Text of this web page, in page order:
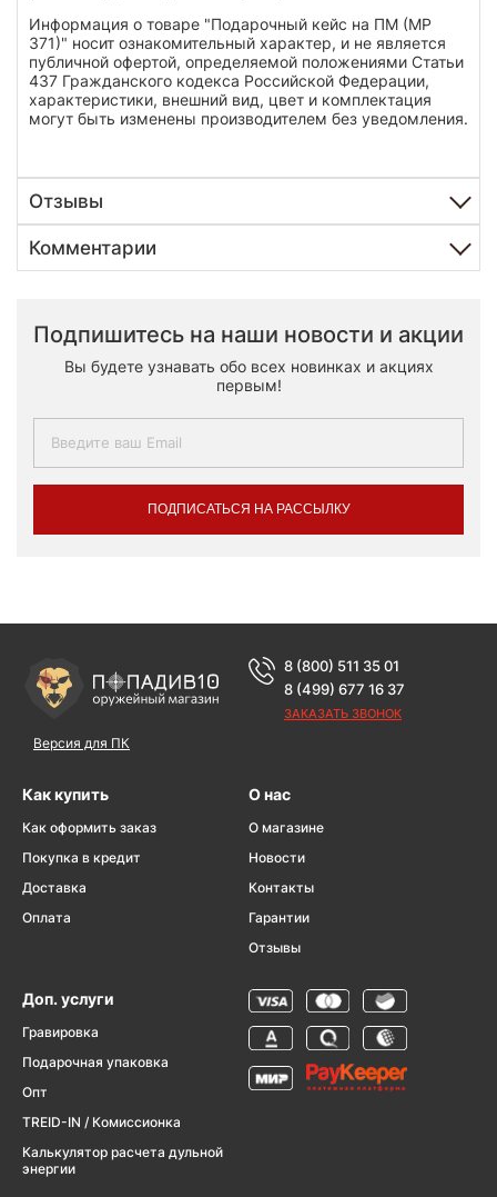
Информация о товаре "Подарочный кейс на ПМ (МР
371)" носит ознакомительный характер, и не является
публичной офертой, определяемой положениями Статьи
437 Гражданского кодекса Российской Федерации,
характеристики, внешний вид, цвет и комплектация
могут быть изменены производителем без уведомления.
Отзывы
Комментарии
Подпишитесь на наши новости и акции
Вы будете узнавать обо всех новинках и акциях
первым!
ПОДПИСАТЬСЯ НА РАССЫЛКУ
Версия для ПК
8 (800) 511 35 01
8 (499) 677 16 37
ЗАКАЗАТЬ ЗВОНОК
Как купить
Как оформить заказ
Покупка в кредит
Доставка
Оплата
О нас
О магазине
Новости
Контакты
Гарантии
Отзывы
Доп. услуги
Гравировка
Подарочная упаковка
Опт
TREID-IN / Комиссионка
Калькулятор расчета дульной
энергии